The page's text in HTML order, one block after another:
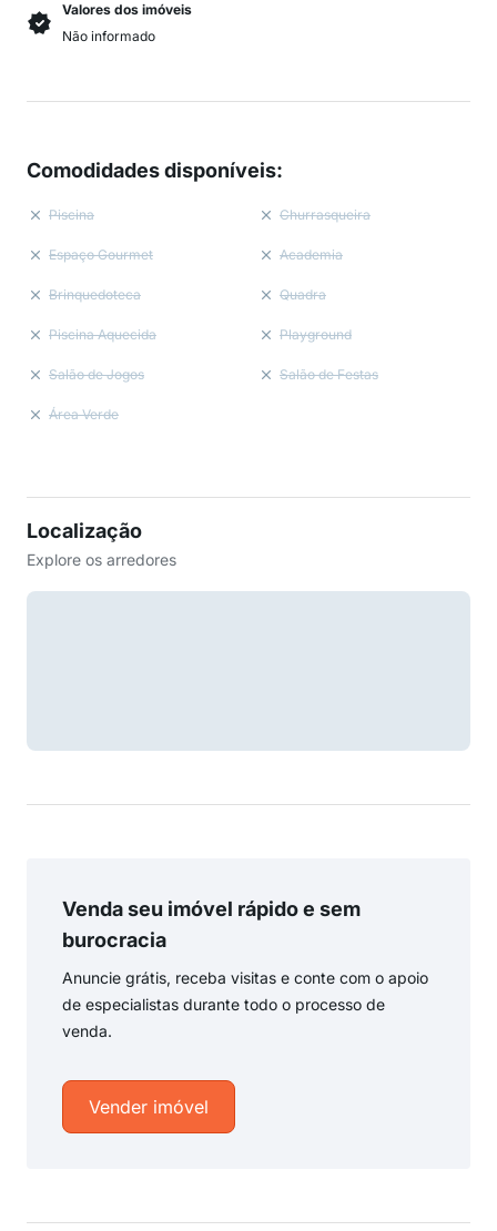
Valores dos imóveis
Não informado
Comodidades disponíveis:
Piscina Churrasqueira
Espaço Gourmet Academia
Brinquedoteca Quadra
Piscina Aquecida Playground
Salão de Jogos Salão de Festas
Área Verde
Localização
Explore os arredores
Venda seu imóvel rápido e sem
burocracia
Anuncie grátis, receba visitas e conte com o apoio
de especialistas durante todo o processo de
venda.
Vender imóvel